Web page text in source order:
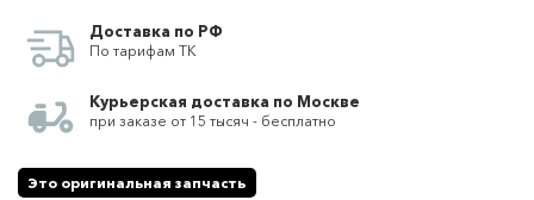
Доставка по РФ
По тарифам ТК
Курьерская доставка по Москве
при заказе от 15 тысяч - бесплатно
Это оригинальная запчасть